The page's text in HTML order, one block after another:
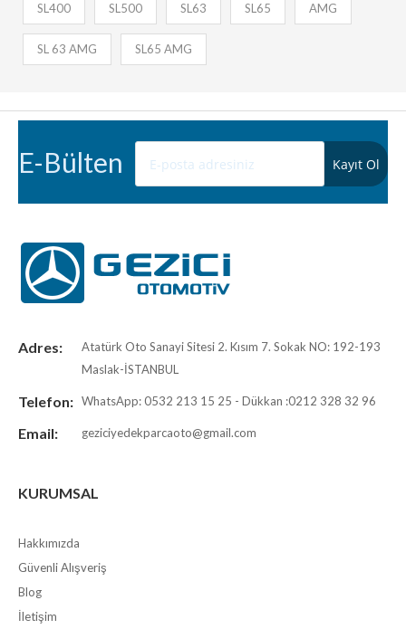
SL400 SL500 SL63 SL65 AMG
SL 63 AMG SL65 AMG
E-Bülten
Adres:
Atatürk Oto Sanayi Sitesi 2. Kısım 7. Sokak NO: 192-193
Maslak-İSTANBUL
Telefon: WhatsApp: 0532 213 15 25 - Dükkan :0212 328 32 96
Email: geziciyedekparcaoto@gmail.com
KURUMSAL
Hakkımızda
Güvenli Alışveriş
Blog
İletişim